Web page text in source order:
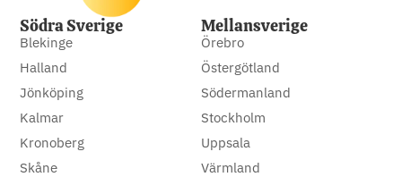
Södra Sverige
Blekinge
Halland
Jönköping
Kalmar
Kronoberg
Skåne
Mellansverige
Örebro
Östergötland
Södermanland
Stockholm
Uppsala
Värmland